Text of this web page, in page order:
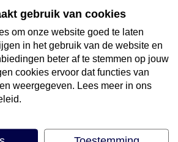
op je
vakantie
nieuwsbrief
gebruik van cookies
om onze website goed te laten
in het gebruik van de website en
beter af te stemmen op jouw
cookies ervoor dat functies van
weergegeven. Lees meer in ons